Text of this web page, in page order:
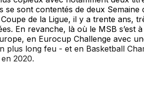
se sont contentés de deux Semaine
de la Ligue, il y a trente ans,
En revanche, là où le MSB s’est
en Eurocup Challenge avec
plus long feu - et en Basketball
2020.